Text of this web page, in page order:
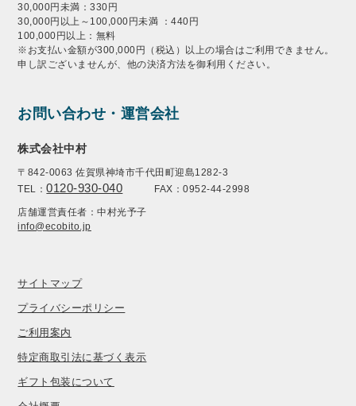
30,000円未満：330円
30,000円以上～100,000円未満 ：440円
100,000円以上：無料
※お支払い金額が300,000円（税込）以上の場合はご利用できません。
申し訳ございませんが、他の決済方法を御利用ください。
お問い合わせ・運営会社
株式会社中村
〒842-0063 佐賀県神埼市千代田町迎島1282-3
TEL：0120-930-040 FAX：0952-44-2998
店舗運営責任者：中村光予子
info@ecobito.jp
サイトマップ
プライバシーポリシー
ご利用案内
特定商取引法に基づく表示
ギフト包装について